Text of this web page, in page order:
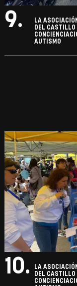
9.
LA
DEL
AUTISMO
10.
LA
DEL